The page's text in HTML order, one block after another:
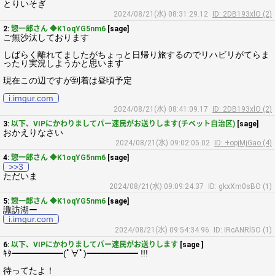
とりいそぎ
2024/08/21(水) 08:31:29.12
ID: 2DB193xlO (2)
2: 惣一郎さん ◆K1oqYG5nm6 [sage]
ご無沙汰しております
しばらく離れてましたがちょっと日帰り旅するのでリハビリがてらま
ったり実況しようかと思います
現在この辺ですが到着は昼頃予定
i.imgur.com
2024/08/21(水) 08:41:09.17
ID: 2DB193xlO (2)
3: 以下、VIPにかわりましてパー速民がお送りします(チベット自治区) [sage]
おかえりなさい
2024/08/21(水) 09:02:05.02
ID: +opjMjGao (4)
4: 惣一郎さん ◆K1oqYG5nm6 [sage]
>>3
ただいま
2024/08/21(水) 09:09:24.37
ID: gkxXm0sBO (1)
5: 惣一郎さん ◆K1oqYG5nm6 [sage]
諏訪湖ー
i.imgur.com
2024/08/21(水) 09:54:34.96
ID: IRcANRl5O (1)
6: 以下、VIPにかわりましてパー速民がお送りします [sage ]
ｷﾀ━━━━━━(ﾟ∀ﾟ)━━━━━━ !!!
待ってたよ！